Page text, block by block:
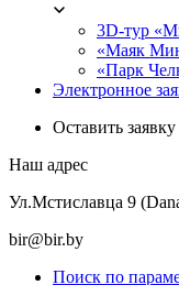
3D-тур
«Маяк
«Парк
Электронное
Оставить заявку
Наш адрес
Ул.Мстиславца 9
bir@bir.by
Поиск по